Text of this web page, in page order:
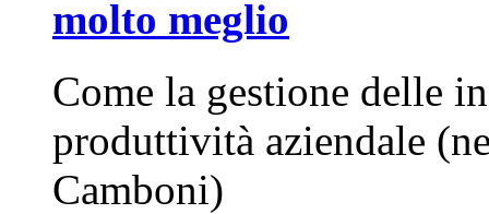
molto meglio
Come la gestione delle
produttività aziendale
Camboni)